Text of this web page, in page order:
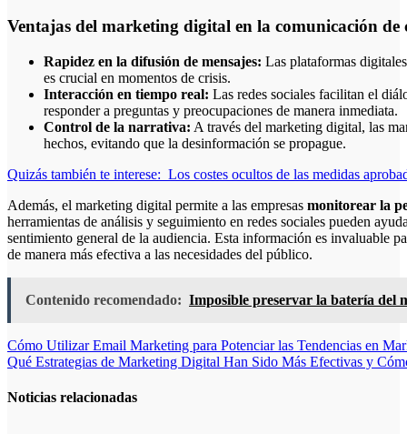
Ventajas del marketing digital en la comunicación de
Rapidez en la difusión de mensajes: Las plataformas
es crucial en momentos de crisis.
Interacción en tiempo real: Las redes sociales facilitan el
responder a preguntas y preocupaciones de manera inmediata.
Control de la narrativa: A través del marketing digital, las
hechos, evitando que la desinformación se propague.
Quizás también te interese: Los costes ocultos de las medidas
Además, el marketing digital permite a las empresas monitorear la
herramientas de análisis y seguimiento en redes sociales pueden
sentimiento general de la audiencia. Esta información es invaluable
de manera más efectiva a las necesidades del público.
Contenido recomendado: Imposible preservar la batería del
Navegación
de
entradas
Cómo Utilizar Email Marketing para Potenciar las Tendencias en
Qué Estrategias de Marketing Digital Han Sido Más Efectivas y
Noticias relacionadas